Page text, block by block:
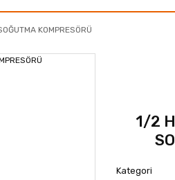
KOMPRESÖRÜ
1/2
Kategori